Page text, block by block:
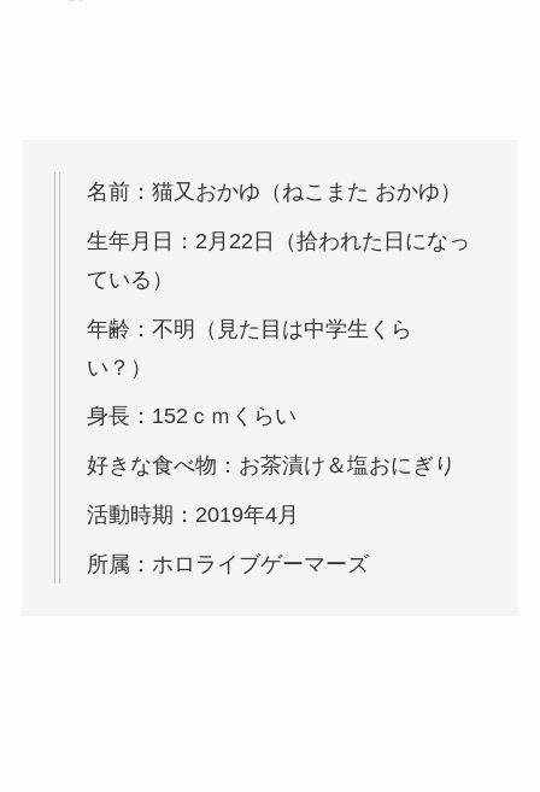
名前：猫又おかゆ（ねこまた おかゆ）
生年月日：2月22日（拾われた日になっ
ている）
年齢：不明（見た目は中学生くら
い？）
身長：152ｃｍくらい
好きな食べ物：お茶漬け＆塩おにぎり
活動時期：2019年4月
所属：ホロライブゲーマーズ